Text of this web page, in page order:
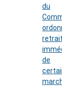
du
retrait
de